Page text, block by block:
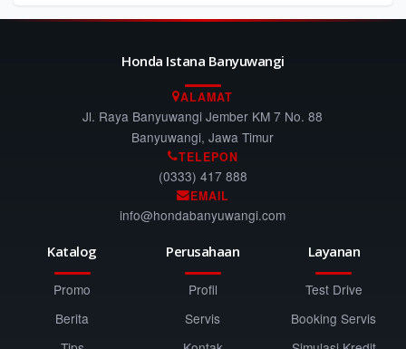
Honda Istana Banyuwangi
ALAMAT
Jl. Raya Banyuwangi Jember KM 7 No. 88
Banyuwangi, Jawa Timur
TELEPON
(0333) 417 888
EMAIL
info@hondabanyuwangi.com
Katalog
Promo
Berita
Perusahaan
Profil
Servis
Layanan
Test Drive
Booking Servis